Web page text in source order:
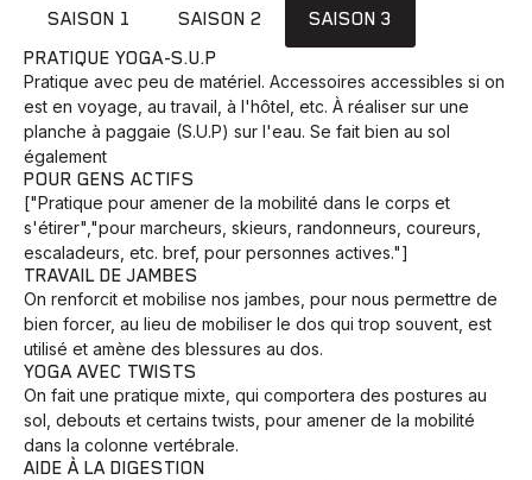
SAISON 1 SAISON 2
SAISON 3
PRATIQUE YOGA-S.U.P
Pratique avec peu de matériel. Accessoires accessibles si on
est en voyage, au travail, à l'hôtel, etc. À réaliser sur une
planche à paggaie (S.U.P) sur l'eau. Se fait bien au sol
également
POUR GENS ACTIFS
["Pratique pour amener de la mobilité dans le corps et
s'étirer","pour marcheurs, skieurs, randonneurs, coureurs,
escaladeurs, etc. bref, pour personnes actives."]
TRAVAIL DE JAMBES
On renforcit et mobilise nos jambes, pour nous permettre de
bien forcer, au lieu de mobiliser le dos qui trop souvent, est
utilisé et amène des blessures au dos.
YOGA AVEC TWISTS
On fait une pratique mixte, qui comportera des postures au
sol, debouts et certains twists, pour amener de la mobilité
dans la colonne vertébrale.
AIDE À LA DIGESTION